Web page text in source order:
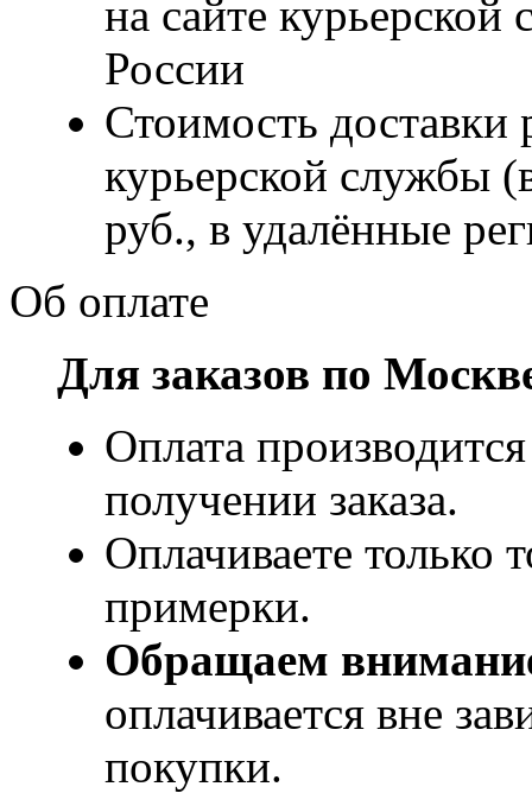
на сайте
России
Стоимость доставки
курьерской службы
руб., в удалённые
Об оплате
Для заказов по
Оплата
получении заказа.
Оплачиваете только
примерки.
Обращаем
оплачивается вне
покупки.